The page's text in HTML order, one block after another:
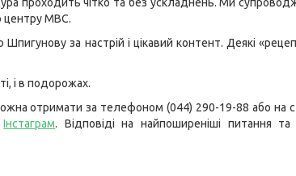
центру МВС.
за настрій і цікавий контент. Деякі
і в подорожах.
отримати за телефоном (044) 290-19-88 або на
Інстаграм. Відповіді на найпоширеніші питання та